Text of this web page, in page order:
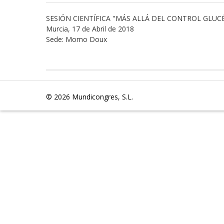
SESIÓN CIENTÍFICA "MÁS ALLÁ DEL CONTROL
Murcia, 17 de Abril de 2018
Sede: Momo Doux
© 2026 Mundicongres, S.L.